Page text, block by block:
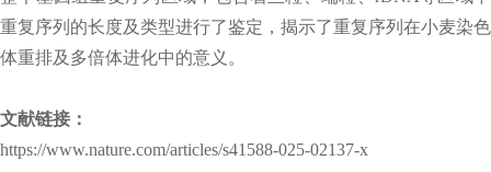
重复序列的长度及类型进行了鉴定，揭示了重复序列在小麦染色
体重排及多倍体进化中的意义。
文献链接：
https://www.nature.com/articles/s41588-025-02137-x